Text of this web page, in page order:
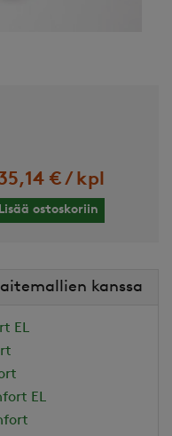
€ / kpl
Lisää ostoskoriin
kanssa
EL
EL